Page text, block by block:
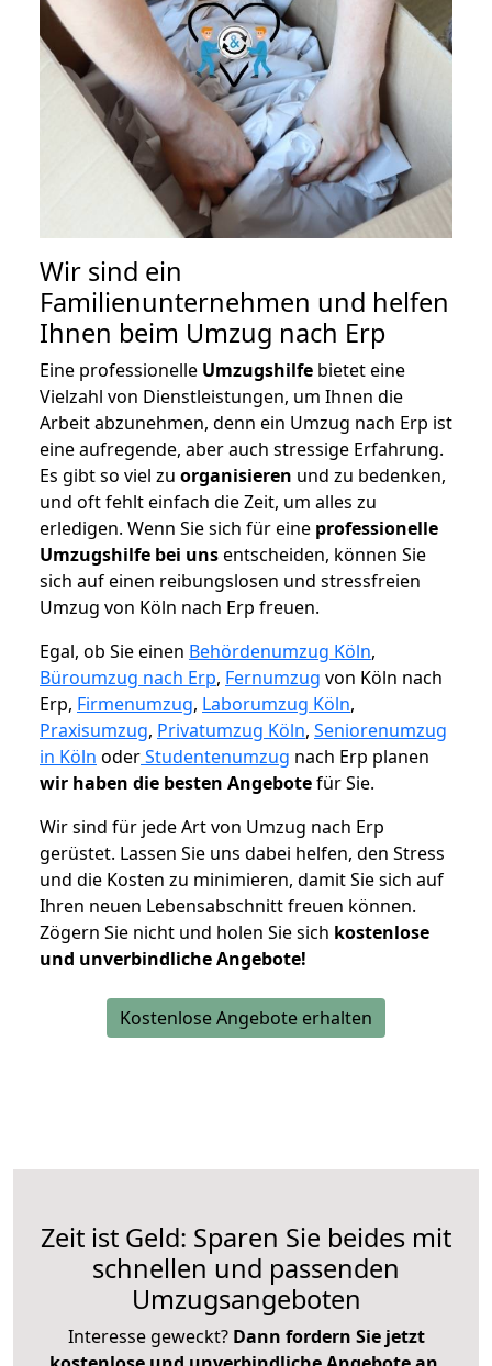
Wir sind ein
Familienunternehmen und helfen
Ihnen beim Umzug nach Erp
Eine professionelle Umzugshilfe bietet eine
Vielzahl von Dienstleistungen, um Ihnen die
Arbeit abzunehmen, denn ein Umzug nach Erp ist
eine aufregende, aber auch stressige Erfahrung.
Es gibt so viel zu organisieren und zu bedenken,
und oft fehlt einfach die Zeit, um alles zu
erledigen. Wenn Sie sich für eine professionelle
Umzugshilfe bei unsentscheiden, können Sie
sich auf einen reibungslosen und stressfreien
Umzug von Köln nach Erp freuen.
Egal, ob Sie einen Behördenumzug Köln,
Büroumzug nach Erp, Fernumzug von Köln nach
Erp, Firmenumzug, Laborumzug Köln,
Praxisumzug, Privatumzug Köln, Seniorenumzug
in Köln oderStudentenumzug nach Erp planen
wir haben die besten Angebotefür Sie.
Wir sind für jede Art von Umzug nach Erp
gerüstet. Lassen Sie uns dabei helfen, den Stress
und die Kosten zu minimieren, damit Sie sich auf
Ihren neuen Lebensabschnitt freuen können.
Zögern Sie nicht und holen Sie sich kostenlose
und unverbindliche Angebote!
Kostenlose Angebote erhalten
Zeit ist Geld: Sparen Sie beides mit
schnellen und passenden
Umzugsangeboten
Interesse geweckt? Dann fordern Sie jetzt